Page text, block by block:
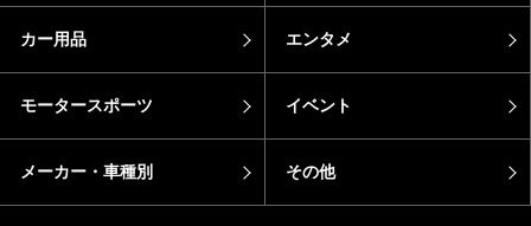
カー用品 エンタメ
モータースポーツ イベント
メーカー・車種別 その他